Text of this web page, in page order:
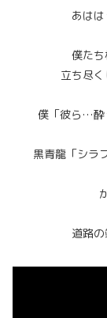
あは
僕た
立ち尽
僕「彼ら…酔
黒青龍「シラ
道路